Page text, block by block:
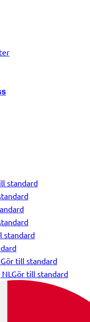
standard
standard
Gör till standard
Gör till standard